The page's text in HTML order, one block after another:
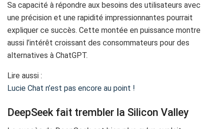
Sa capacité à répondre aux besoins des utilisateurs avec
une précision et une rapidité impressionnantes pourrait
expliquer ce succès. Cette montée en puissance montre
aussi l’intérêt croissant des consommateurs pour des
alternatives à ChatGPT.
Lire aussi :
Lucie Chat n’est pas encore au point !
DeepSeek fait trembler la Silicon Valley